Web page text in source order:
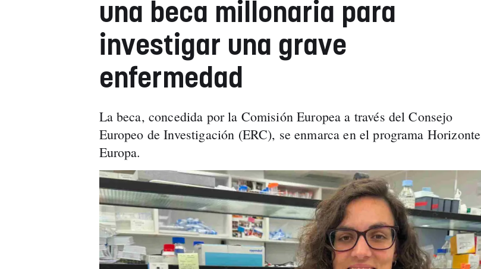
una beca millonaria para
investigar una grave
enfermedad
La beca, concedida por la Comisión Europea a través del Consejo
Europeo de Investigación (ERC), se enmarca en el programa Horizonte
Europa.